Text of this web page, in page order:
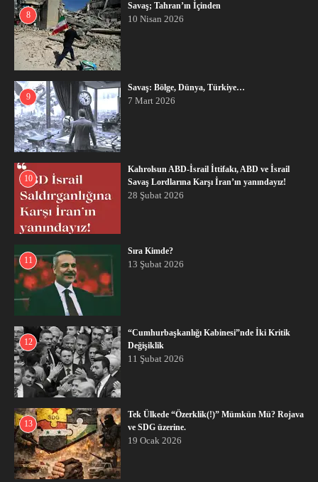
8
Savaş; Tahran’ın İçinden
10 Nisan 2026
9
Savaş: Bölge, Dünya, Türkiye…
7 Mart 2026
10
Kahrolsun ABD-İsrail İttifakı, ABD ve İsrail
Savaş Lordlarına Karşı İran’ın yanındayız!
28 Şubat 2026
11
Sıra Kimde?
13 Şubat 2026
12
“Cumhurbaşkanlığı Kabinesi”nde İki Kritik
Değişiklik
11 Şubat 2026
13
Tek Ülkede “Özerklik(!)” Mümkün Mü? Rojava
ve SDG üzerine.
19 Ocak 2026